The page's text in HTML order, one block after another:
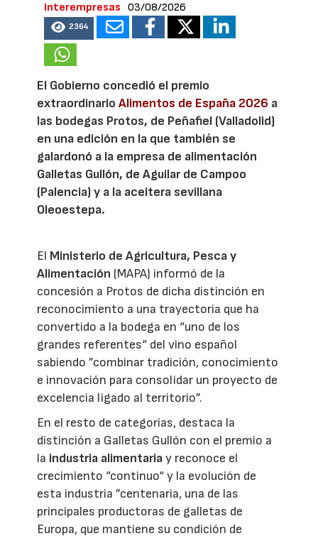
Interempresas
03/08/2026
2364
El Gobierno concedió el premio
extraordinarioAlimentos de España 2026 a
las bodegas Protos, de Peñafiel (Valladolid)
en una edición en la que también se
galardonó a la empresa de alimentación
Galletas Gullón, de Aguilar de Campoo
(Palencia) y a la aceitera sevillana
Oleoestepa.
El Ministerio de Agricultura, Pesca y
Alimentación (MAPA) informó de la
concesión a Protos de dicha distinción en
reconocimiento a una trayectoria que ha
convertido a la bodega en “uno de los
grandes referentes“ del vino español
sabiendo ”combinar tradición, conocimiento
e innovación para consolidar un proyecto de
excelencia ligado al territorio”.
En el resto de categorías, destaca la
distinción a Galletas Gullón con el premio a
la industria alimentariay reconoce el
crecimiento “continuo“ y la evolución de
esta industria ”centenaria, una de las
principales productoras de galletas de
Europa, que mantiene su condición de